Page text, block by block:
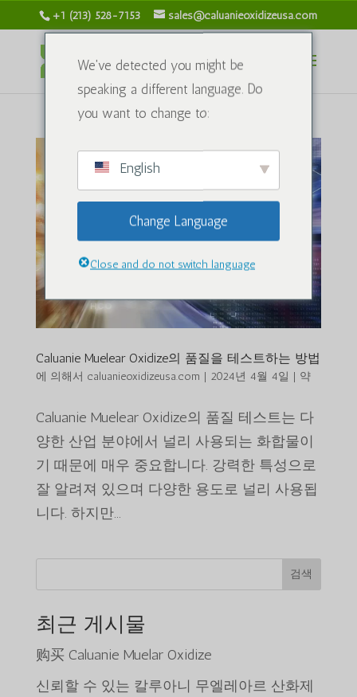
+1 (213) 528-7153 sales@caluanieoxidizeusa.com
Caluanie Muelear Oxidize의 품질을 테스트하는 방법
에 의해서 caluanieoxidizeusa.com | 2024년 4월 4일 | 약
Caluanie Muelear Oxidize의 품질 테스트는 다
양한 산업 분야에서 널리 사용되는 화합물이
기 때문에 매우 중요합니다. 강력한 특성으로
잘 알려져 있으며 다양한 용도로 널리 사용됩
니다. 하지만...
검색
최근 게시물
购买 Caluanie Muelar Oxidize
신뢰할 수 있는 칼루아니 무엘레아르 산화제
We've detected you might be
speaking a different language. Do
you want to change to:
English
Change Language
Close and do not switch language